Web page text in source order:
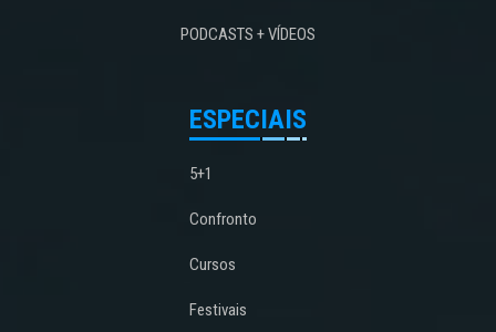
PODCASTS + VÍDEOS
ESPECIAIS
5+1
Confronto
Cursos
Festivais